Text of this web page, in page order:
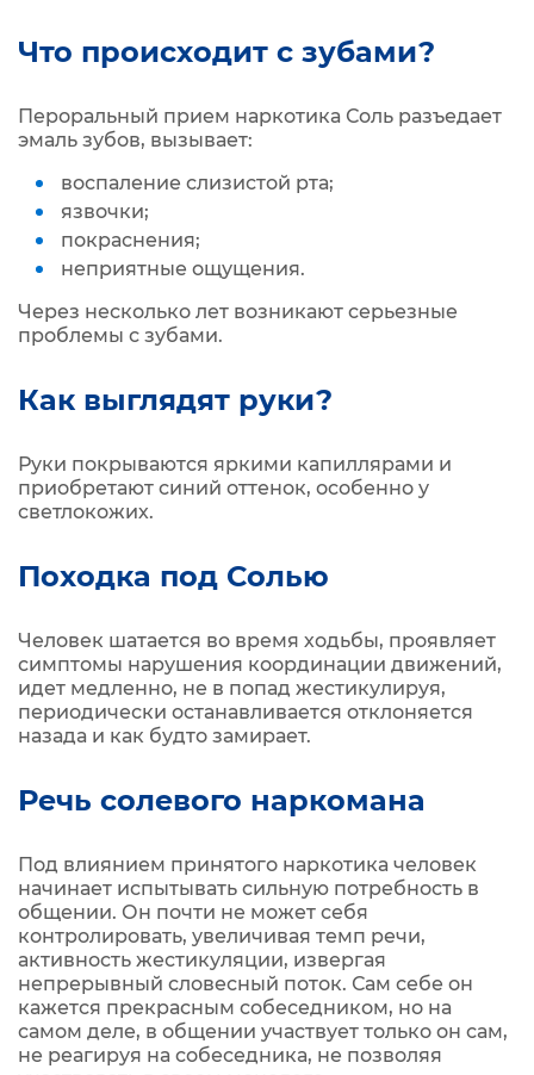
Что происходит с зубами?
Пероральный прием наркотика Соль разъедает
эмаль зубов, вызывает:
воспаление слизистой рта;
язвочки;
покраснения;
неприятные ощущения.
Через несколько лет возникают серьезные
проблемы с зубами.
Как выглядят руки?
Руки покрываются яркими капиллярами и
приобретают синий оттенок, особенно у
светлокожих.
Походка под Солью
Человек шатается во время ходьбы, проявляет
симптомы нарушения координации движений,
идет медленно, не в попад жестикулируя,
периодически останавливается отклоняется
назада и как будто замирает.
Речь солевого наркомана
Под влиянием принятого наркотика человек
начинает испытывать сильную потребность в
общении. Он почти не может себя
контролировать, увеличивая темп речи,
активность жестикуляции, извергая
непрерывный словесный поток. Сам себе он
кажется прекрасным собеседником, но на
самом деле, в общении участвует только он сам,
не реагируя на собеседника, не позволяя